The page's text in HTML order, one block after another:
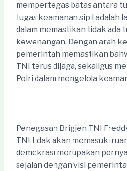
mempertegas batas antara
tugas keamanan sipil adalah
dalam memastikan tidak ada
kewenangan. Dengan arah
pemerintah memastikan
TNI terus dijaga, sekaligus
Polri dalam mengelola
Penegasan Brigjen TNI
TNI tidak akan memasuki
demokrasi merupakan
sejalan dengan visi